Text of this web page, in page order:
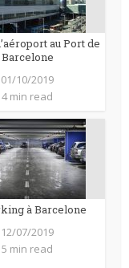
au Port de
Barcelone
01/10/2019
4 min read
à Barcelone
12/07/2019
5 min read